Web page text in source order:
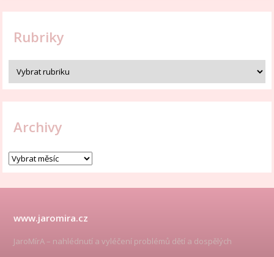
Rubriky
Archivy
www.jaromira.cz
JaroMírA – nahlédnutí a vyléčení problémů dětí a dospělých